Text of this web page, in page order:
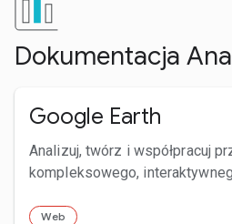
Dokumentacja
Google Earth
Analizuj, twórz i współpracuj
kompleksowego,
Web